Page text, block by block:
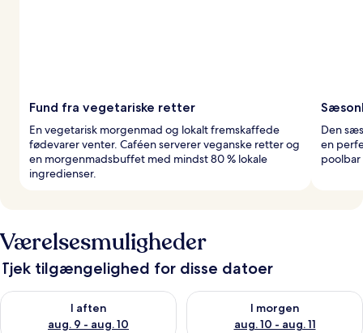
Fund fra vegetariske retter
En vegetarisk morgenmad og lokalt fremskaffede
fødevarer venter. Caféen serverer veganske retter og
en morgenmadsbuffet med mindst 80 % lokale
ingredienser.
Den
en
Værelsesmuligheder
Tjek tilgængelighed for disse datoer
I aften
aug. 9 - aug. 10
Tjek tilgængelighed for i aften aug. 9 - aug. 10
I morgen
aug. 10 - aug. 11
Tjek tilgængelighed for i